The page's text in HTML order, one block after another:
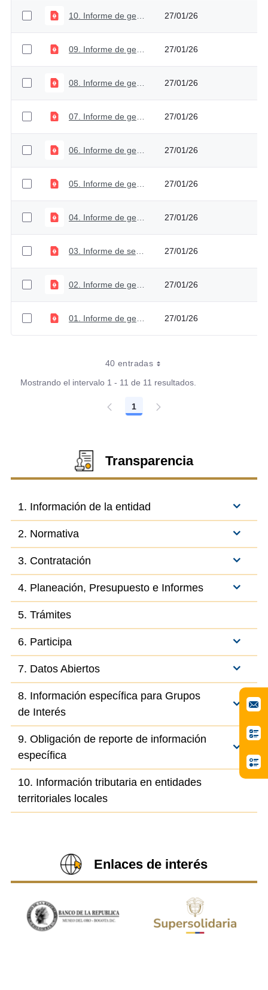
27/01/26
27/01/26
27/01/26
27/01/26
27/01/26
27/01/26
27/01/26
27/01/26
27/01/26
27/01/26
40 entradas
Mostrando el intervalo 1 - 11 de 11 resultados.
Página
1
Transparencia
1. Información de la entidad
2. Normativa
3. Contratación
4. Planeación, Presupuesto e Informes
5. Trámites
6. Participa
7. Datos Abiertos
8. Información específica para Grupos
de Interés
9. Obligación de reporte de información
específica
10. Información tributaria en entidades
territoriales locales
Enlaces de interés